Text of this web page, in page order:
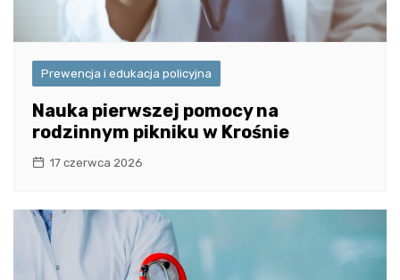
Prewencja i edukacja policyjna
Nauka pierwszej pomocy na
rodzinnym pikniku w Krośnie
17 czerwca 2026